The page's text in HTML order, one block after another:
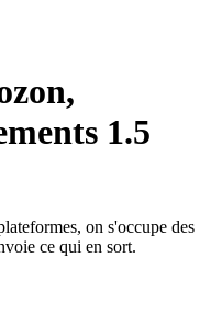
1.5
on s'occupe des
ce qui en sort.